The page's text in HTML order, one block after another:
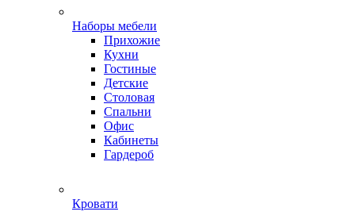
Наборы мебели
Прихожие
Кухни
Гостиные
Детские
Столовая
Спальни
Офис
Кабинеты
Гардероб
Кровати